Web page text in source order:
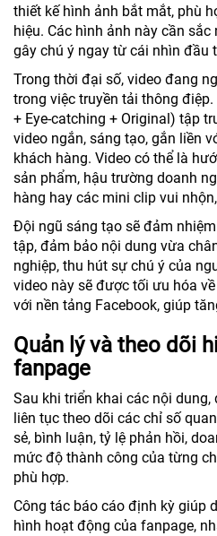
thiết kế hình ảnh bắt mắt, phù
hiệu. Các hình ảnh này cần
gây chú ý ngay từ cái nhìn đầu
Trong thời đại số, video đang
trong việc truyền tải thông
+ Eye-catching + Original) tập
video ngắn, sáng tạo, gắn liền
khách hàng. Video có thể là
sản phẩm, hậu trường doanh
hàng hay các mini clip vui
Đội ngũ sáng tạo sẽ đảm
tập, đảm bảo nội dung vừa
nghiệp, thu hút sự chú ý của
video này sẽ được tối ưu hóa
với nền tảng Facebook, giúp
Quản lý và theo dõi
fanpage
Sau khi triển khai các nội
liên tục theo dõi các chỉ số
sẻ, bình luận, tỷ lệ phản hồi,
mức độ thành công của từng
phù hợp.
Công tác báo cáo định kỳ giúp
hình hoạt động của fanpage,